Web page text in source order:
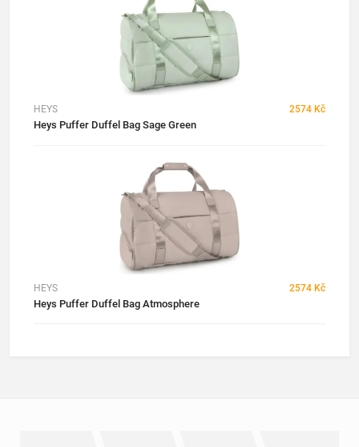
HEYS 2574 Kč
Heys Puffer Duffel Bag Sage Green
HEYS 2574 Kč
Heys Puffer Duffel Bag Atmosphere